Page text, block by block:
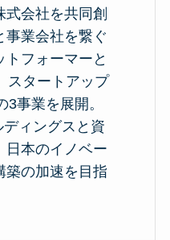
式会社を共同創
事業会社を繋ぐ
トフォーマーと
スタートアップ
事業を展開。
ィングスと資
日本のイノベー
築の加速を目指